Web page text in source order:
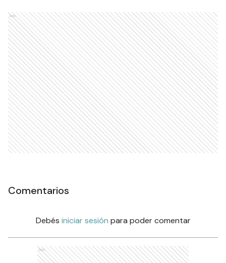
Ads
Comentarios
Debés iniciar sesión para poder comentar
Ads